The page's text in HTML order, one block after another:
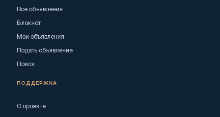
Все объявления
Блокнот
Мои объявления
Подать объявление
Поиск
ПОДДЕРЖКА
О проекте